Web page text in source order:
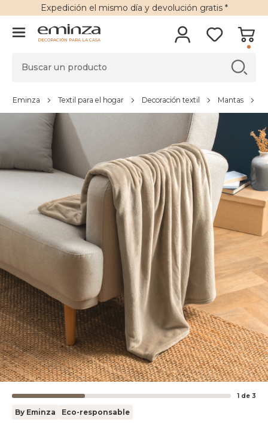
Expedición el mismo día y devolución gratis*
DECORACIÓN PARA LA CASA
Eminza Textil para el hogar Decoración textil Mantas
1 de 3
By Eminza Eco-responsable